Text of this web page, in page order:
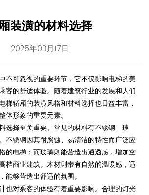
装潢的材料选择
2025年03月17日
不可忽视的重要环节，它不仅影响电梯的美
客的舒适体验。随着建筑行业的发展和人们
梯轿厢的装潢风格和材料选择也日益丰富，
体形象的重要元素。
选择至关重要。常见的材料有不锈钢、玻
不锈钢因其耐腐蚀、易清洁的特性而广泛应
的电梯；而玻璃则能营造出通透感，增加空
档商业建筑。木材则带有自然的温暖感，适
能够营造出舒适的氛围。
也对乘客的体验有着重要影响。合理的灯光